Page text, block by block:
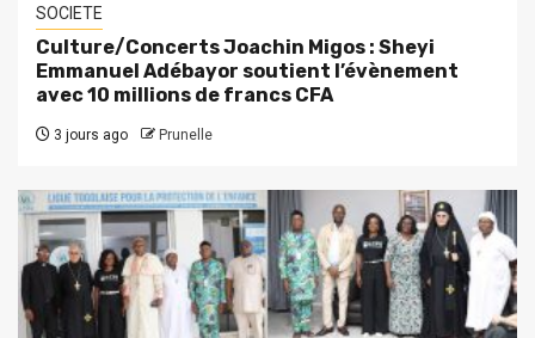
SOCIETE
Culture/Concerts Joachin Migos : Sheyi
Emmanuel Adébayor soutient l’évènement
avec 10 millions de francs CFA
3 jours ago Prunelle